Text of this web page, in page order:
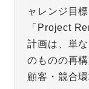
ャレンジ目
「Project
計画は、単
のものの再
顧客・競合